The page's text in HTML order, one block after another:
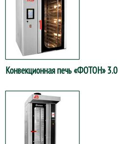
Конвекционная печь «ФОТОН» 3.0